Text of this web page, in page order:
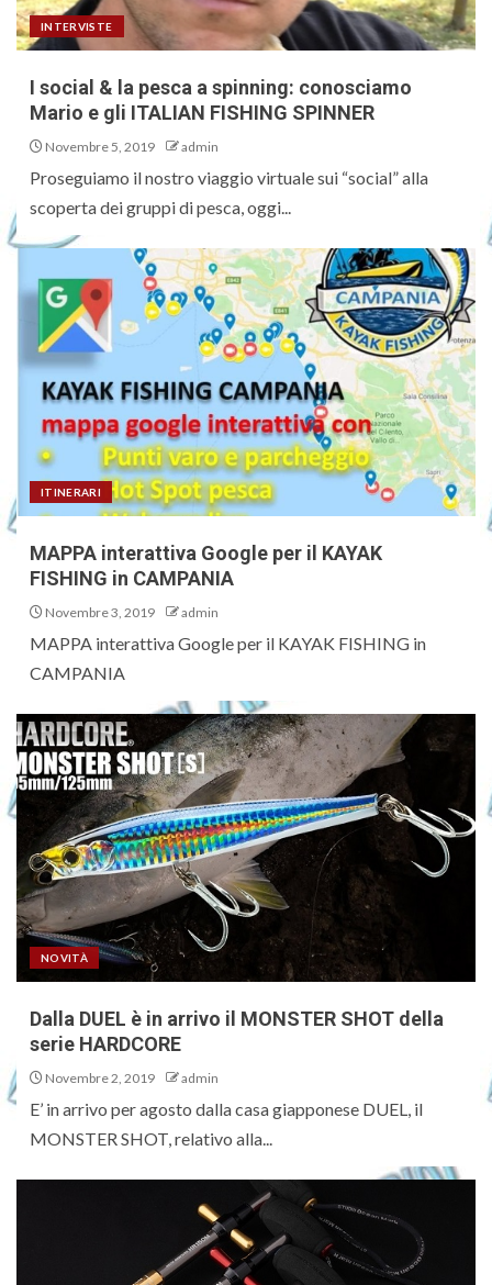
INTERVISTE
I social & la pesca a spinning: conosciamo
Mario e gli ITALIAN FISHING SPINNER
Novembre 5, 2019 admin
Proseguiamo il nostro viaggio virtuale sui “social” alla
scoperta dei gruppi di pesca, oggi...
ITINERARI
MAPPA interattiva Google per il KAYAK
FISHING in CAMPANIA
Novembre 3, 2019 admin
MAPPA interattiva Google per il KAYAK FISHING in
CAMPANIA
NOVITÀ
Dalla DUEL è in arrivo il MONSTER SHOT della
serie HARDCORE
Novembre 2, 2019 admin
E’ in arrivo per agosto dalla casa giapponese DUEL, il
MONSTER SHOT, relativo alla...